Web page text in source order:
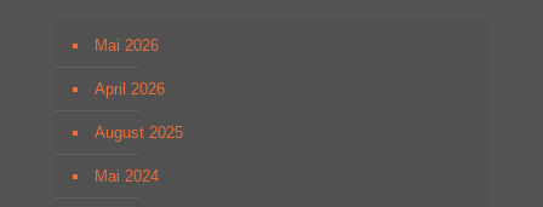
Mai 2026
April 2026
August 2025
Mai 2024